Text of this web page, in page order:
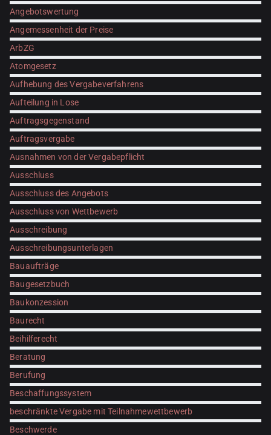
Angebotswertung
Angemessenheit der Preise
ArbZG
Atomgesetz
Aufhebung des Vergabeverfahrens
Aufteilung in Lose
Auftragsgegenstand
Auftragsvergabe
Ausnahmen von der Vergabepflicht
Ausschluss
Ausschluss des Angebots
Ausschluss von Wettbewerb
Ausschreibung
Ausschreibungsunterlagen
Bauaufträge
Baugesetzbuch
Baukonzession
Baurecht
Beihilferecht
Beratung
Berufung
Beschaffungssystem
beschränkte Vergabe mit Teilnahmewettbewerb
Beschwerde